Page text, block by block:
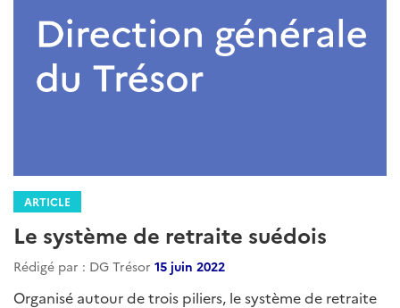
ARTICLE
Le système de retraite suédois
Rédigé par : DG Trésor 15 juin 2022
Organisé autour de trois piliers, le système de retraite